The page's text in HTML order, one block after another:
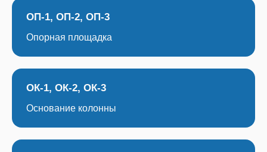
ОП-1, ОП-2, ОП-3
Опорная площадка
ОК-1, ОК-2, ОК-3
Основание колонны